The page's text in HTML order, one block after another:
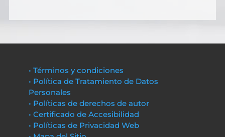
• Términos y condiciones
• Política de Tratamiento de Datos
Personales
• Políticas de derechos de autor
• Certificado de Accesibilidad
• Políticas de Privacidad Web